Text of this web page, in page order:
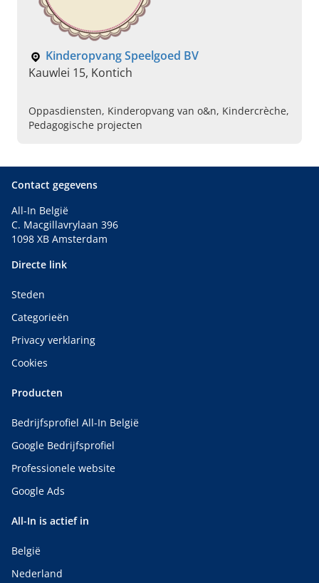
Kinderopvang Speelgoed BV
Kauwlei 15, Kontich
Oppasdiensten, Kinderopvang van o&n, Kindercrèche,
Pedagogische projecten
Contact gegevens
All-In België
C. Macgillavrylaan 396
1098 XB Amsterdam
Directe link
Steden
Categorieën
Privacy verklaring
Cookies
Producten
Bedrijfsprofiel All-In België
Google Bedrijfsprofiel
Professionele website
Google Ads
All-In is actief in
België
Nederland